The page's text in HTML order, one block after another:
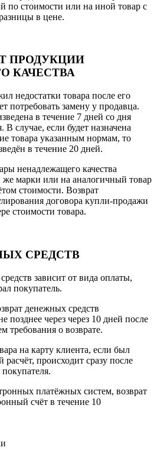
по стоимости или на иной товар с
в цене.
ПРОДУКЦИИ
КАЧЕСТВА
недостатки товара после его
потребовать замену у продавца.
в течение 7 дней со дня
В случае, если будет назначена
товара указанным нормам, то
в течение 20 дней.
ненадлежащего качества
же марки или на аналогичный товар
стоимости. Возврат
договора купли-продажи
стоимости товара.
СРЕДСТВ
зависит от вида оплаты,
покупатель.
денежных средств
позднее через через 10 дней после
требования о возврате.
на карту клиента, если был
происходит сразу после
платёжных систем, возврат
счёт в течение 10